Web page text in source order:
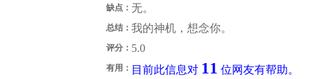
缺点： 无。
总结： 我的神机，想念你。
评分： 5.0
有用： 目前此信息对 11 位网友有帮助。